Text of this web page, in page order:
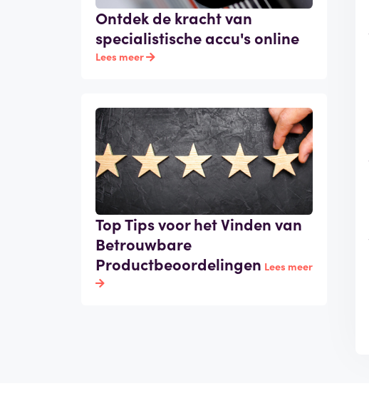
Ontdek de kracht van
specialistische accu's online
Lees meer
Top Tips voor het Vinden van
Betrouwbare
Productbeoordelingen Lees meer